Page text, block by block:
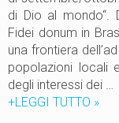
i
s
s
i
o
n
di Dio al mondo“.
Fidei donum in
una frontiera
popolazioni locali
degli interessi dei …
+LEGGI TUTTO M
»